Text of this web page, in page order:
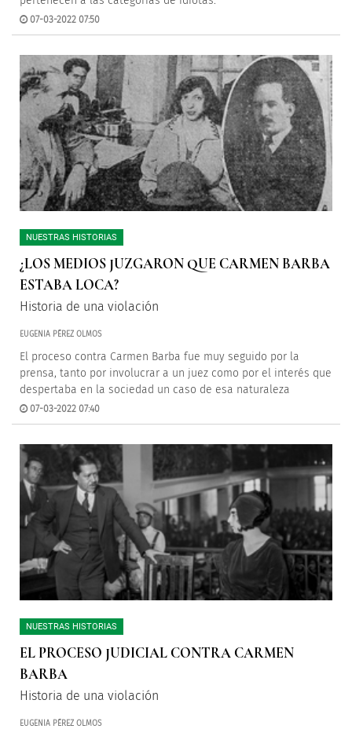
07-03-2022 07:50
NUESTRAS HISTORIAS
¿LOS MEDIOS JUZGARON QUE CARMEN BARBA
ESTABA LOCA?
Historia de una violación
EUGENIA PÉREZ OLMOS
El proceso contra Carmen Barba fue muy seguido por la
prensa, tanto por involucrar a un juez como por el interés que
despertaba en la sociedad un caso de esa naturaleza
07-03-2022 07:40
NUESTRAS HISTORIAS
EL PROCESO JUDICIAL CONTRA CARMEN
BARBA
Historia de una violación
EUGENIA PÉREZ OLMOS